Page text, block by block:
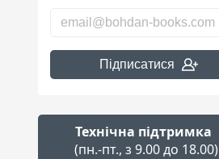
Підписатися
Технічна підтримка
(пн.-пт., з 9.00 до 18.00)